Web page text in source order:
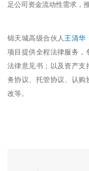
足公司资金流动性需求，
锦天城高级合伙人 王清华
项目提供全程法律服务，
法律意见书；以及资产支
务协议、托管协议、认购
改等。